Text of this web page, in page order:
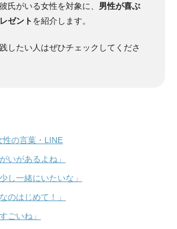
氏がいる女性を対象に、 男性が喜ぶ
ゼントを紹介します。
したい人はぜひチェックしてくださ
性の言葉・LINE
いがあるよね」
し一緒にいたいな」
のはじめて！」
ごいね」